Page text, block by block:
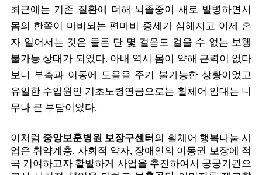
최근에는 기존 질환에 더해 뇌졸중이 새로 발병하면서
몸의 한쪽이 마비되는 편마비 증세가 심해지고 이제 혼
자 일어서는 것은 물론 단 몇 걸음도 걸을 수 없는 보행
불가능 상태가 되었다. 아내 역시 몸이 약해 근력이 없다
보니 부축과 이동에 도움을 주기 불가능한 상황이었고
유일한 수입원인 기초노령연금으로는 휠체어 임대는 너
무나 큰 부담이었다.
이처럼 중앙보훈병원 보장구센터 의 휠체어 행복나눔 사
업은 취약계층, 사회적 약자, 장애인의 이동권 보장에 적
극 기여하고자 활발하게 사업을 추진하여서 공공기관으